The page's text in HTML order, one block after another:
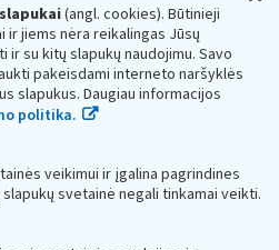
(angl. cookies). Būtinieji
jiems nėra reikalingas Jūsų
su kitų slapukų naudojimu. Savo
pakeisdami interneto naršyklės
slapukus. Daugiau informacijos
politika.
veikimui ir įgalina pagrindines
svetainė negali tinkamai veikti.
kodas — 188659752,
01107 Vilnius, Lietuva, el.paštas:
adresas 188659752
inspekciją prie Lietuvos
kaupiami ir saugomi Juridinių